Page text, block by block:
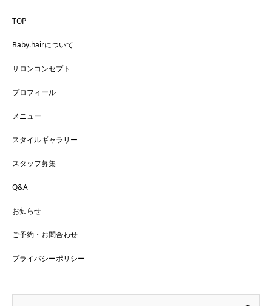
TOP
Baby.hairについて
サロンコンセプト
プロフィール
メニュー
スタイルギャラリー
スタッフ募集
Q&A
お知らせ
ご予約・お問合わせ
プライバシーポリシー